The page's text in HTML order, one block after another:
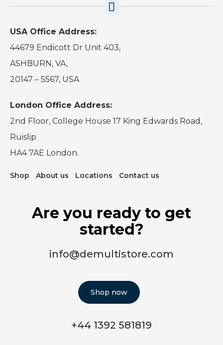
USA Office Address:
44679 Endicott Dr Unit 403,
ASHBURN, VA,
20147 – 5567, USA
London Office Address:
2nd Floor, College House 17 King Edwards Road,
Ruislip
HA4 7AE London.
Shop About us Locations Contact us
Are you ready to get
started?
info@demultistore.com
Shop now
+44 1392 581819